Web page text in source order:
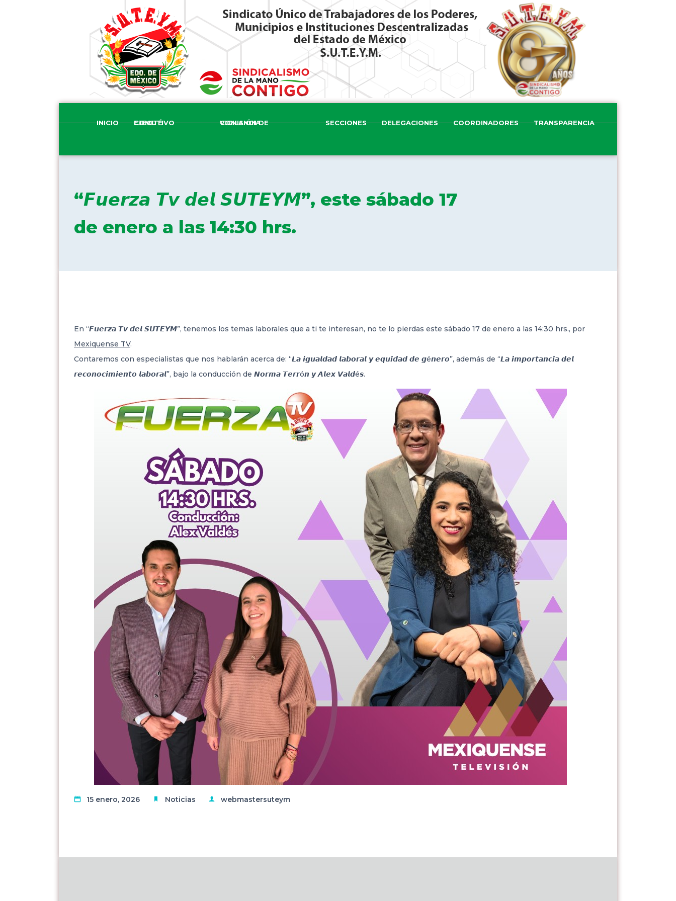
INICIO COMITÉ EJECUTIVO COMISIÓN DE VIGILANCIA SECCIONES DELEGACIONES COORDINADORES TRANSPARENCIA
“𝙁𝙪𝙚𝙧𝙯𝙖 𝙏𝙫 𝙙𝙚𝙡 𝙎𝙐𝙏𝙀𝙔𝙈”, este sábado 17
de enero a las 14:30 hrs.
En “𝙁𝙪𝙚𝙧𝙯𝙖 𝙏𝙫 𝙙𝙚𝙡 𝙎𝙐𝙏𝙀𝙔𝙈”, tenemos los temas laborales que a ti te interesan, no te lo pierdas este sábado 17 de enero a las 14:30 hrs., por
Mexiquense TV.
Contaremos con especialistas que nos hablarán acerca de: “𝙇𝙖 𝙞𝙜𝙪𝙖𝙡𝙙𝙖𝙙 𝙡𝙖𝙗𝙤𝙧𝙖𝙡 𝙮 𝙚𝙦𝙪𝙞𝙙𝙖𝙙 𝙙𝙚 𝙜é𝙣𝙚𝙧𝙤”, además de “𝙇𝙖 𝙞𝙢𝙥𝙤𝙧𝙩𝙖𝙣𝙘𝙞𝙖 𝙙𝙚𝙡
𝙧𝙚𝙘𝙤𝙣𝙤𝙘𝙞𝙢𝙞𝙚𝙣𝙩𝙤 𝙡𝙖𝙗𝙤𝙧𝙖𝙡”, bajo la conducción de 𝙉𝙤𝙧𝙢𝙖 𝙏𝙚𝙧𝙧ó𝙣 𝙮 𝘼𝙡𝙚𝙭 𝙑𝙖𝙡𝙙é𝙨.
15 enero, 2026 Noticias webmastersuteym